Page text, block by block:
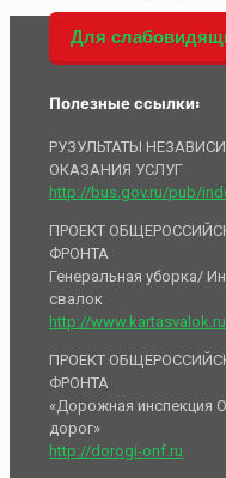
Для
Полезные ссылки:
РУЗУЛЬТАТЫ
ОКАЗАНИЯ УСЛУГ
http://bus.gov.ru/pub/
ПРОЕКТ
ФРОНТА
Генеральная уборка/
свалок
http://www.kartasvalok.ru
ПРОЕКТ
ФРОНТА
«Дорожная инспекция
дорог»
http://dorogi-onf.ru